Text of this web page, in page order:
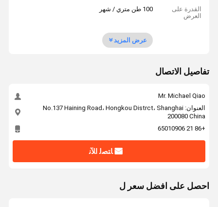
القدرة على
العرض
100 طن متري / شهر
عرض المزيد
تفاصيل الاتصال
Mr. Michael Qiao
العنوان: No.137 Haining Road، Hongkou Distrct، Shanghai
200080 China
+86 21 65010906
ﺎﺘﺼﻟ ﺍﻶﻧ
احصل على افضل سعر ل